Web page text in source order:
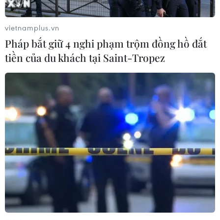
Chủ sở hữu TikTok lên kế hoạch thách
thức Spotify và Apple Music
18/11/2019 10:12
Theo Financial Times, Công ty khởi nghiệp có trụ sở tại
Bắc Kinh, ByteDance đang tìm cách ra mắt ứng dụng
âm nhạc chưa được đặt tên tại các thị trường mới nổi,
bao gồm Ấn Độ, Indonesia và Brazil.
vietnamplus.vn
Pháp bắt giữ 4 nghi phạm trộm đồng hồ đắt
tiền của du khách tại Saint-Tropez